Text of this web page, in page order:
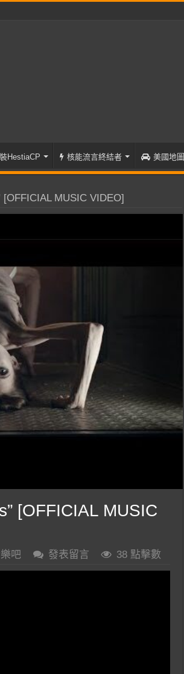
HestiaCP 核能流言終結者 美國地圖
[OFFICIAL MUSIC VIDEO]
[OFFICIAL MUSIC
吧 發表留言 38 點擊數